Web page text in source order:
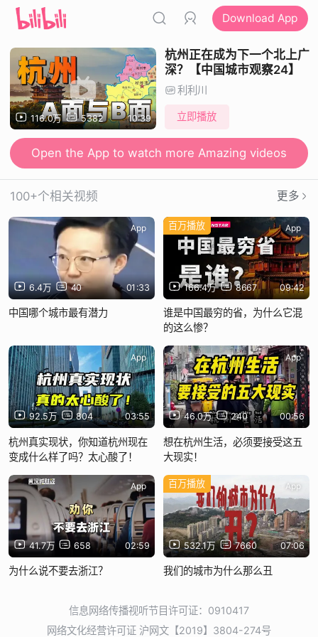
Download App
116.0万 5382 10:39
杭州正在成为下一个北上广
深？【中国城市观察24】
利利川
立即播放
Open the App to watch more Amazing videos
100+个相关视频 更多
6.4万 40 01:33
App
中国哪个城市最有潜力
166.4万 8667 09:42
百万播放 App
谁是中国最穷的省，为什么它混
的这么惨？
92.5万 804 03:55
App
杭州真实现状，你知道杭州现在
变成什么样了吗？太心酸了！
46.0万 240 00:56
App
想在杭州生活，必须要接受这五
大现实！
41.7万 658 02:59
App
为什么说不要去浙江？
532.1万 7660 07:06
百万播放 App
我们的城市为什么那么丑
信息网络传播视听节目许可证：0910417
网络文化经营许可证 沪网文【2019】3804-274号